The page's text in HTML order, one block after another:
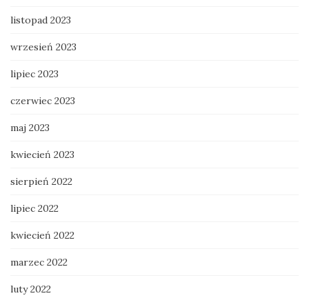
listopad 2023
wrzesień 2023
lipiec 2023
czerwiec 2023
maj 2023
kwiecień 2023
sierpień 2022
lipiec 2022
kwiecień 2022
marzec 2022
luty 2022